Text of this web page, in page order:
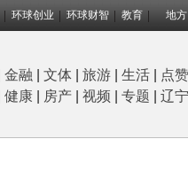
环球创业 环球财智 教育 地方
金融 文体 旅游 生活 点
健康 房产 视频 专题 辽